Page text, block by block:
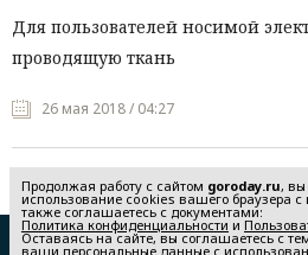
Для пользователей носимой
проводящую ткань
26 мая 2018 / 04:27
Продолжая работу с сайтом goroday.ru, вы
использование cookies вашего браузера
также соглашаетесь с документами:
Политика конфиденциальности и
Оставаясь на сайте, вы соглашаетесь с
ваши персональные данные с